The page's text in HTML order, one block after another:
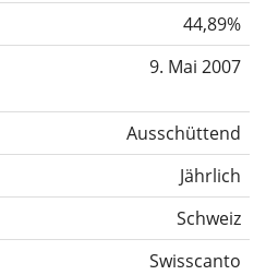
44,89%
9. Mai 2007
Ausschüttend
Jährlich
Schweiz
Swisscanto